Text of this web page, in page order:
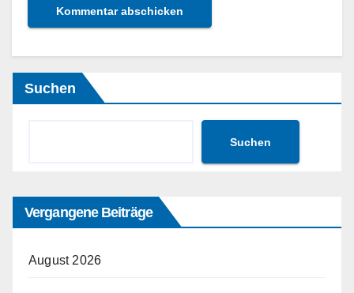
Suchen
Suchen
Vergangene Beiträge
August 2026